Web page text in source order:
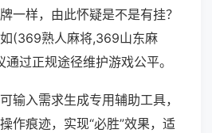
一样，由此怀疑是不是有挂？
(369熟人麻将,369山东麻
过正规途径维护游戏公平。
输入需求生成专用辅助工具，
作痕迹，实现“必胜”效果，适